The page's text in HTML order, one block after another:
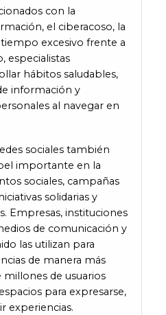
con la
el ciberacoso, la
excesivo frente a
especialistas
hábitos saludables,
información y
al navegar en
sociales también
importante en la
sociales, campañas
solidarias y
Empresas, instituciones
de comunicación y
las utilizan para
de manera más
millones de usuarios
para expresarse,
experiencias.